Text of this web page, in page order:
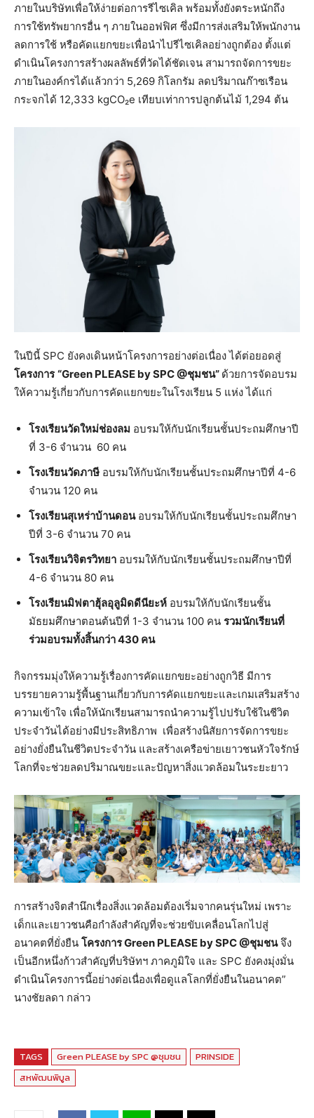
ภายในบริษัทเพื่อให้ง่ายต่อการรีไซเคิล พร้อมทั้งยังตระหนักถึง
การใช้ทรัพยากรอื่น ๆ ภายในออฟฟิศ ซึ่งมีการส่งเสริมให้พนักงาน
ลดการใช้ หรือคัดแยกขยะเพื่อนำไปรีไซเคิลอย่างถูกต้อง ตั้งแต่
ดำเนินโครงการสร้างผลลัพธ์ที่วัดได้ชัดเจน สามารถจัดการขยะ
ภายในองค์กรได้แล้วกว่า 5,269 กิโลกรัม ลดปริมาณก๊าซเรือน
กระจกได้ 12,333 kgCO₂e เทียบเท่าการปลูกต้นไม้ 1,294 ต้น
ในปีนี้ SPC ยังคงเดินหน้าโครงการอย่างต่อเนื่อง ได้ต่อยอดสู่
โครงการ “Green PLEASE by SPC @ชุมชน” ด้วยการจัดอบรม
ให้ความรู้เกี่ยวกับการคัดแยกขยะในโรงเรียน 5 แห่ง ได้แก่
โรงเรียนวัดใหม่ช่องลม อบรมให้กับนักเรียนชั้นประถมศึกษาปี
ที่ 3-6 จำนวน 60 คน
โรงเรียนวัดภาษี อบรมให้กับนักเรียนชั้นประถมศึกษาปีที่ 4-6
จำนวน 120 คน
โรงเรียนสุเหร่าบ้านดอนอบรมให้กับนักเรียนชั้นประถมศึกษา
ปีที่ 3-6 จำนวน 70 คน
โรงเรียนวิจิตรวิทยา อบรมให้กับนักเรียนชั้นประถมศึกษาปีที่
4-6 จำนวน 80 คน
โรงเรียนมิฟตาฮุ้ลอุลูมิดดีนียะห์ อบรมให้กับนักเรียนชั้น
มัธยมศึกษาตอนต้นปีที่ 1-3 จำนวน 100 คน รวมนักเรียนที่
ร่วมอบรมทั้งสิ้นกว่า 430 คน
กิจกรรมมุ่งให้ความรู้เรื่องการคัดแยกขยะอย่างถูกวิธี มีการ
บรรยายความรู้พื้นฐานเกี่ยวกับการคัดแยกขยะและเกมเสริมสร้าง
ความเข้าใจ เพื่อให้นักเรียนสามารถนำความรู้ไปปรับใช้ในชีวิต
ประจำวันได้อย่างมีประสิทธิภาพ เพื่อสร้างนิสัยการจัดการขยะ
อย่างยั่งยืนในชีวิตประจำวัน และสร้างเครือข่ายเยาวชนหัวใจรักษ์
โลกที่จะช่วยลดปริมาณขยะและปัญหาสิ่งแวดล้อมในระยะยาว
การสร้างจิตสำนึกเรื่องสิ่งแวดล้อมต้องเริ่มจากคนรุ่นใหม่ เพราะ
เด็กและเยาวชนคือกำลังสำคัญที่จะช่วยขับเคลื่อนโลกไปสู่
อนาคตที่ยั่งยืน โครงการGreen PLEASE by SPC @ชุมชนจึง
เป็นอีกหนึ่งก้าวสำคัญที่บริษัทฯ ภาคภูมิใจ และ SPC ยังคงมุ่งมั่น
ดำเนินโครงการนี้อย่างต่อเนื่องเพื่อดูแลโลกที่ยั่งยืนในอนาคต”
นางชัยลดา กล่าว
TAGS Green PLEASE by SPC @ชุมชน
PRINSIDE
สหพัฒนพิบูล